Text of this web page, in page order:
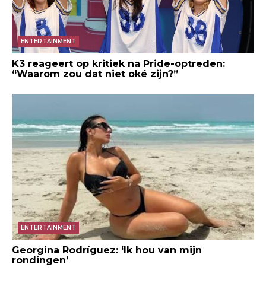
ENTERTAINMENT
K3 reageert op kritiek na Pride-optreden:
“Waarom zou dat niet oké zijn?”
ENTERTAINMENT
Georgina Rodríguez: ‘Ik hou van mijn
rondingen’